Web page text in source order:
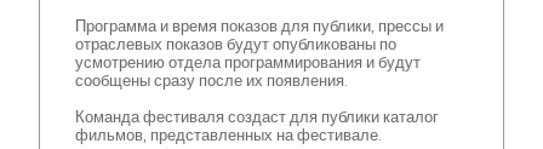
Программа и время показов для публики, прессы и
отраслевых показов будут опубликованы по
усмотрению отдела программирования и будут
сообщены сразу после их появления.
Команда фестиваля создаст для публики каталог
фильмов, представленных на фестивале.